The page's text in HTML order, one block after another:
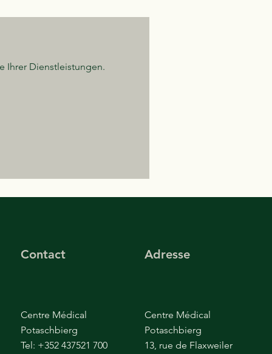
Ihrer Dienstleistungen.
Contact Adresse
Centre Médical
Potaschbierg
Tel: +352 437521 700
Centre Médical
Potaschbierg
13, rue de Flaxweiler